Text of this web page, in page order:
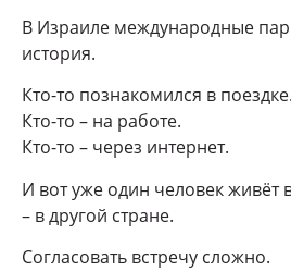
В Израиле международные
история.
Кто-то познакомился в поездке.
Кто-то – на работе.
Кто-то – через интернет.
И вот уже один человек живёт
– в другой стране.
Согласовать встречу сложно.